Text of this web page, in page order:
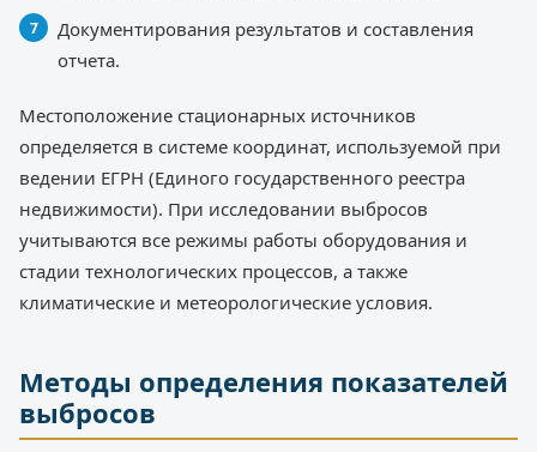
Документирования результатов и составления
отчета.
Местоположение стационарных источников
определяется в системе координат, используемой при
ведении ЕГРН (Единого государственного реестра
недвижимости). При исследовании выбросов
учитываются все режимы работы оборудования и
стадии технологических процессов, а также
климатические и метеорологические условия.
Методы определения показателей
выбросов